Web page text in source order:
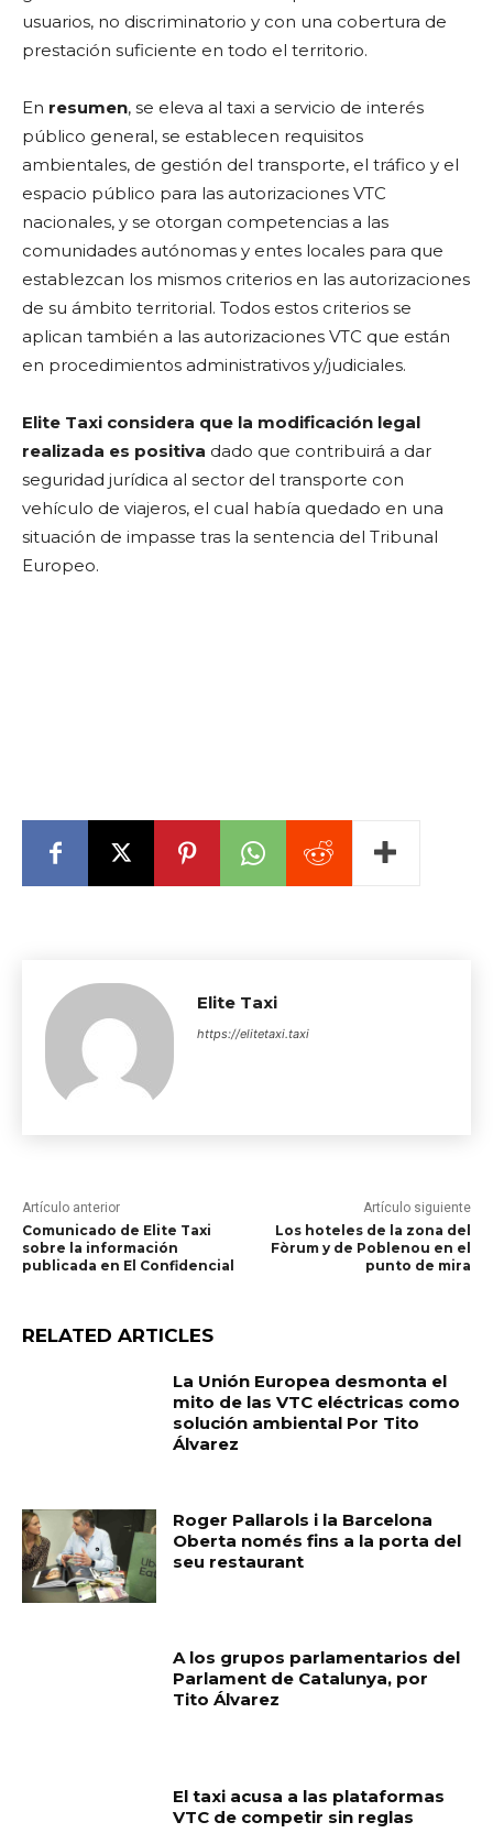
usuarios, no discriminatorio y con una cobertura de
prestación suficiente en todo el territorio.
En resumen, se eleva al taxi a servicio de interés
público general, se establecen requisitos
ambientales, de gestión del transporte, el tráfico y el
espacio público para las autorizaciones VTC
nacionales, y se otorgan competencias a las
comunidades autónomas y entes locales para que
establezcan los mismos criterios en las autorizaciones
de su ámbito territorial. Todos estos criterios se
aplican también a las autorizaciones VTC que están
en procedimientos administrativos y/judiciales.
Elite Taxi considera que la modificación legal
realizada es positiva dado que contribuirá a dar
seguridad jurídica al sector del transporte con
vehículo de viajeros, el cual había quedado en una
situación de impasse tras la sentencia del Tribunal
Europeo.
Elite Taxi
https://elitetaxi.taxi
Artículo anterior
Comunicado de Elite Taxi
sobre la información
publicada en El Confidencial
Artículo siguiente
Los hoteles de la zona del
Fòrum y de Poblenou en el
punto de mira
RELATED ARTICLES
La Unión Europea desmonta el
mito de las VTC eléctricas como
solución ambiental Por Tito
Álvarez
Roger Pallarols i la Barcelona
Oberta només fins a la porta del
seu restaurant
A los grupos parlamentarios del
Parlament de Catalunya, por
Tito Álvarez
El taxi acusa a las plataformas
VTC de competir sin reglas